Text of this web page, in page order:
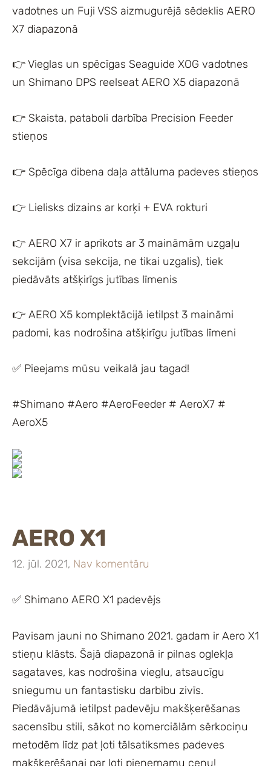
vadotnes un Fuji VSS aizmugurējā sēdeklis AERO
X7 diapazonā
👉 Vieglas un spēcīgas Seaguide XOG vadotnes
un Shimano DPS reelseat AERO X5 diapazonā
👉 Skaista, pataboli darbība Precision Feeder
stieņos
👉 Spēcīga dibena daļa attāluma padeves stieņos
👉 Lielisks dizains ar korķi + EVA rokturi
👉 AERO X7 ir aprīkots ar 3 maināmām uzgaļu
sekcijām (visa sekcija, ne tikai uzgalis), tiek
piedāvāts atšķirīgs jutības līmenis
👉 AERO X5 komplektācijā ietilpst 3 maināmi
padomi, kas nodrošina atšķirīgu jutības līmeni
✅ Pieejams mūsu veikalā jau tagad!
#Shimano #Aero #AeroFeeder # AeroX7 #
AeroX5
AERO X1
12. jūl. 2021, Nav komentāru
✅ Shimano AERO X1 padevējs
Pavisam jauni no Shimano 2021. gadam ir Aero X1
stieņu klāsts. Šajā diapazonā ir pilnas oglekļa
sagataves, kas nodrošina vieglu, atsaucīgu
sniegumu un fantastisku darbību zivīs.
Piedāvājumā ietilpst padevēju makšķerēšanas
sacensību stili, sākot no komerciālām sērkociņu
metodēm līdz pat ļoti tālsatiksmes padeves
makšķerēšanai par ļoti pieņemamu cenu!